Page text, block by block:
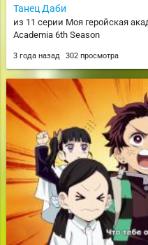
Танец Даби
из 11 серии Моя геройская
Academia 6th Season
3 года назад 302 просмотра